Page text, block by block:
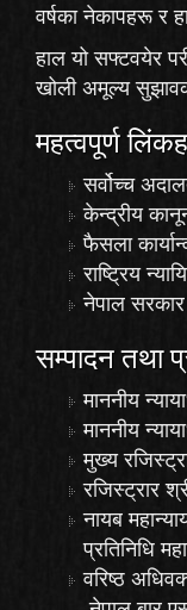
वर्षका नेकापहरू र
हाल यो सफ्टवयेर
खोली अमूल्य
महत्वपूर्ण
सर्वोच्च
केन्द्रीय
फैसला
राष्ट्रिय
नेपाल सरकार
सम्पादन तथा
माननीय
माननीय
मुख्य
रजिस्ट्रार
नायब
प्रतिनिधि
वरिष्ठ